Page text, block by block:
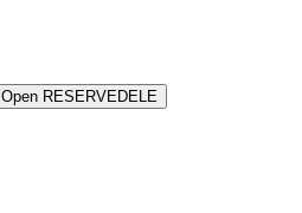
Open RESERVEDELE